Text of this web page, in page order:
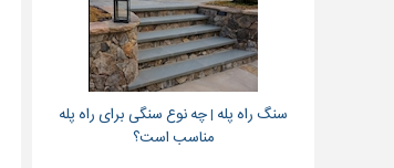
سنگ راه پله | چه نوع سنگی برای راه پله
مناسب است؟